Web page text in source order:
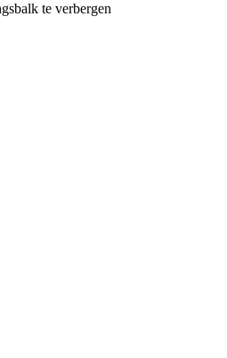
te verbergen